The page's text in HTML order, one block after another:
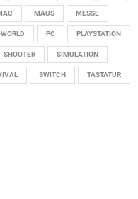
MAUS MESSE
PC PLAYSTATION
SHOOTER SIMULATION
SWITCH TASTATUR